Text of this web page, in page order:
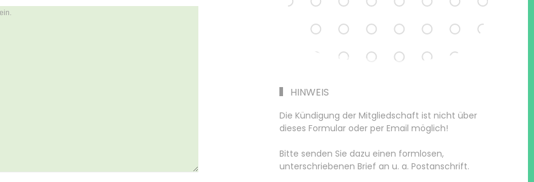
HINWEIS
Die Kündigung der Mitgliedschaft ist nicht über
dieses Formular oder per Email möglich!
Bitte senden Sie dazu einen formlosen,
unterschriebenen Brief an u. a. Postanschrift.